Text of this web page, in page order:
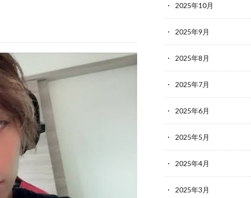
2025年10月
2025年9月
2025年8月
2025年7月
2025年6月
2025年5月
2025年4月
2025年3月